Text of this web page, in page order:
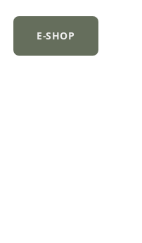
E-SHOP